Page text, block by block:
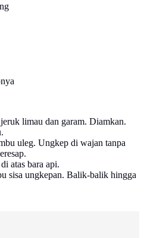
limau dan garam. Diamkan.
uleg. Ungkep di wajan tanpa
atas bara api.
sisa ungkepan. Balik-balik hingga